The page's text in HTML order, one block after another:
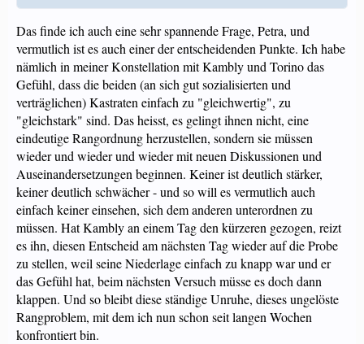
Das finde ich auch eine sehr spannende Frage, Petra, und
vermutlich ist es auch einer der entscheidenden Punkte. Ich habe
nämlich in meiner Konstellation mit Kambly und Torino das
Gefühl, dass die beiden (an sich gut sozialisierten und
verträglichen) Kastraten einfach zu "gleichwertig", zu
"gleichstark" sind. Das heisst, es gelingt ihnen nicht, eine
eindeutige Rangordnung herzustellen, sondern sie müssen
wieder und wieder und wieder mit neuen Diskussionen und
Auseinandersetzungen beginnen. Keiner ist deutlich stärker,
keiner deutlich schwächer - und so will es vermutlich auch
einfach keiner einsehen, sich dem anderen unterordnen zu
müssen. Hat Kambly an einem Tag den kürzeren gezogen, reizt
es ihn, diesen Entscheid am nächsten Tag wieder auf die Probe
zu stellen, weil seine Niederlage einfach zu knapp war und er
das Gefühl hat, beim nächsten Versuch müsse es doch dann
klappen. Und so bleibt diese ständige Unruhe, dieses ungelöste
Rangproblem, mit dem ich nun schon seit langen Wochen
konfrontiert bin.